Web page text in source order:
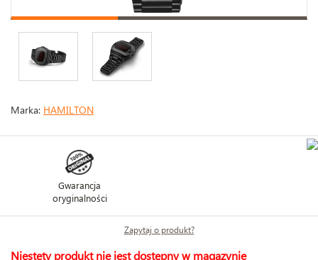
Marka: HAMILTON
Gwarancja
oryginalności
Zapytaj o produkt?
Niestety produkt nie jest dostępny w magazynie